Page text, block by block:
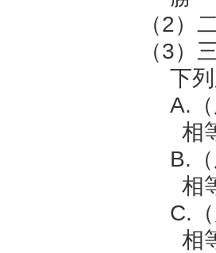
（2）
（3）
下
A.
相
B.
相
C.
相